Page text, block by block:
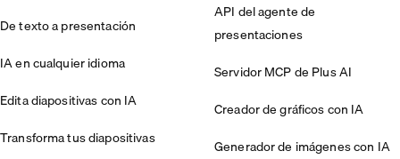
De texto a presentación
IA en cualquier idioma
Edita diapositivas con IA
Transforma tus diapositivas
API del agente de
presentaciones
Servidor MCP de Plus AI
Creador de gráficos con IA
Generador de imágenes con IA